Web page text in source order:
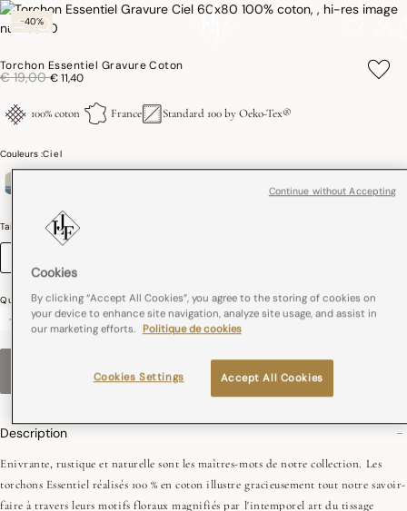
-40%
Torchon Essentiel Gravure Coton
Réduction de
€ 19,00à
€ 11,40
100% coton France Standard 100 by Oeko-Tex®
Couleurs :Ciel
Taille (cm)
Quantité
-
+
RUPTURE DE STOCK € 11,40
Description
Enivrante, rustique et naturelle sont les maîtres-mots de notre collection. Les
torchons Essentiel réalisés 100 % en coton illustre gracieusement tout notre savoir-
faire à travers leurs motifs floraux magnifiés par l'intemporel art du tissage
Cookies
By clicking “Accept All Cookies”, you agree to the storing of cookies on
your device to enhance site navigation, analyze site usage, and assist in
our marketing efforts. Politique de cookies
Accept All Cookies
Cookies Settings
Continue without Accepting